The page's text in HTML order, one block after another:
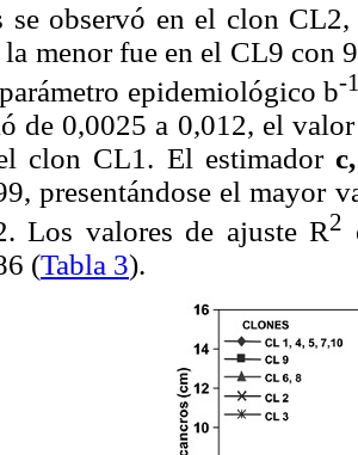
se observó en el clon
la menor fue en el CL9 con
epidemiológico b-
de 0,0025 a 0,012, el
clon CL1. El estimador c,
presentándose el mayor
Los valores de ajuste R2
(Tabla 3).